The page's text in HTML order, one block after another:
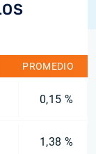
PROMEDIO
0,15 %
1,38 %